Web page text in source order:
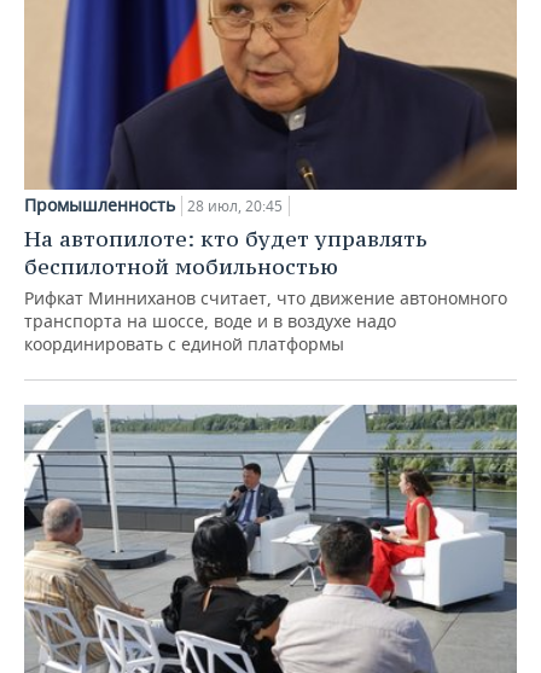
Промышленность 28 июл, 20:45
На автопилоте: кто будет управлять
беспилотной мобильностью
Рифкат Минниханов считает, что движение автономного
транспорта на шоссе, воде и в воздухе надо
координировать с единой платформы